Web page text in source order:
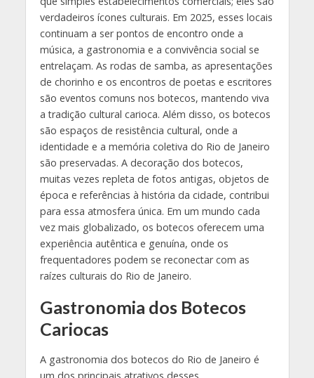
verdadeiros ícones culturais. Em 2025, esses locais
continuam a ser pontos de encontro onde a
música, a gastronomia e a convivência social se
entrelaçam. As rodas de samba, as apresentações
de chorinho e os encontros de poetas e escritores
são eventos comuns nos botecos, mantendo viva
a tradição cultural carioca. Além disso, os botecos
são espaços de resistência cultural, onde a
identidade e a memória coletiva do Rio de Janeiro
são preservadas. A decoração dos botecos,
muitas vezes repleta de fotos antigas, objetos de
época e referências à história da cidade, contribui
para essa atmosfera única. Em um mundo cada
vez mais globalizado, os botecos oferecem uma
experiência autêntica e genuína, onde os
frequentadores podem se reconectar com as
raízes culturais do Rio de Janeiro.
Gastronomia dos Botecos
Cariocas
A gastronomia dos botecos do Rio de Janeiro é